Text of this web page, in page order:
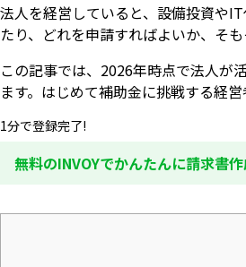
法人を経営していると、設備投資や
たり、どれを申請すればよいか、そ
この記事では、2026年時点で法人が
ます。はじめて補助金に挑戦する経
1分で登録完了!
無料のINVOYでかんたんに請求書